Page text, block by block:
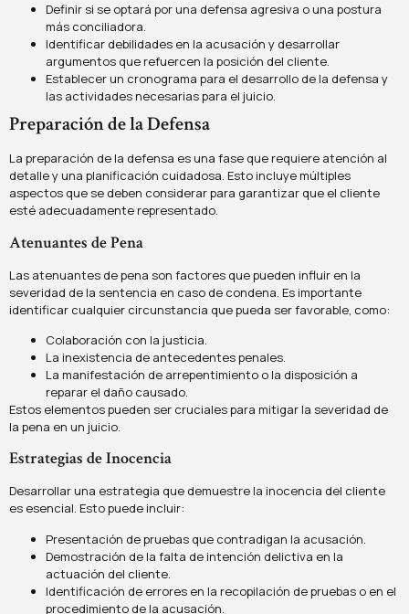
Definir si se optará por una defensa agresiva o una postura
más conciliadora.
Identificar debilidades en la acusación y desarrollar
argumentos que refuercen la posición del cliente.
Establecer un cronograma para el desarrollo de la defensa y
las actividades necesarias para el juicio.
Preparación de la Defensa
La preparación de la defensa es una fase que requiere atención al
detalle y una planificación cuidadosa. Esto incluye múltiples
aspectos que se deben considerar para garantizar que el cliente
esté adecuadamente representado.
Atenuantes de Pena
Las atenuantes de pena son factores que pueden influir en la
severidad de la sentencia en caso de condena. Es importante
identificar cualquier circunstancia que pueda ser favorable, como:
Colaboración con la justicia.
La inexistencia de antecedentes penales.
La manifestación de arrepentimiento o la disposición a
reparar el daño causado.
Estos elementos pueden ser cruciales para mitigar la severidad de
la pena en un juicio.
Estrategias de Inocencia
Desarrollar una estrategia que demuestre la inocencia del cliente
es esencial. Esto puede incluir:
Presentación de pruebas que contradigan la acusación.
Demostración de la falta de intención delictiva en la
actuación del cliente.
Identificación de errores en la recopilación de pruebas o en el
procedimiento de la acusación.